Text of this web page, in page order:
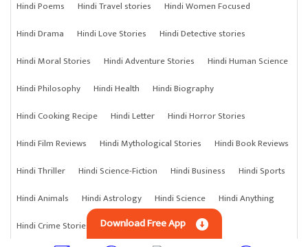
Hindi Poems
Hindi Travel stories
Hindi Women Focused
Hindi Drama
Hindi Love Stories
Hindi Detective stories
Hindi Moral Stories
Hindi Adventure Stories
Hindi Human Science
Hindi Philosophy
Hindi Health
Hindi Biography
Hindi Cooking Recipe
Hindi Letter
Hindi Horror Stories
Hindi Film Reviews
Hindi Mythological Stories
Hindi Book Reviews
Hindi Thriller
Hindi Science-Fiction Hindi Business
Hindi Sports
Hindi Animals
Hindi Astrology Hindi Science
Hindi Anything
Hindi Crime Stories
Download Free App